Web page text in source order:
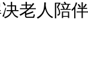
老人陪